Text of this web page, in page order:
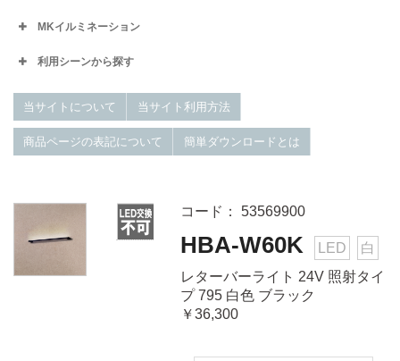
MKイルミネーション
利用シーンから探す
当サイトについて 当サイト利用方法
商品ページの表記について 簡単ダウンロードとは
コード： 53569900
HBA-W60K LED
白
レターバーライト 24V 照射タイ
プ 795 白色 ブラック
￥36,300